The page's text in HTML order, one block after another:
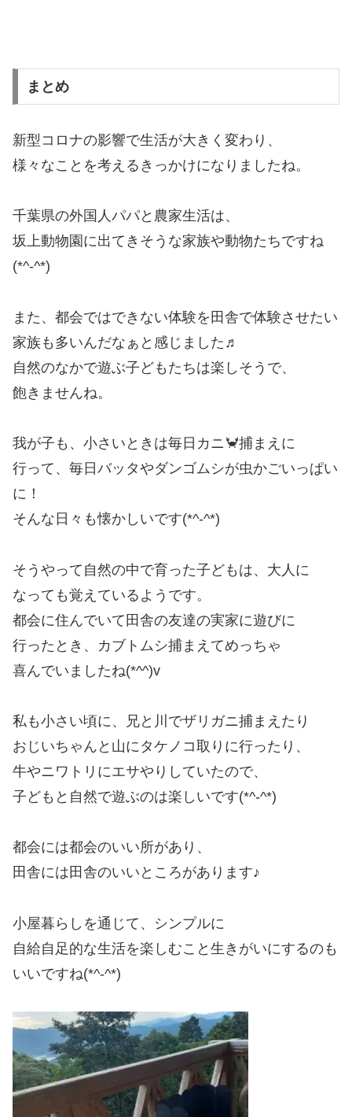
まとめ
新型コロナの影響で生活が大きく変わり、
様々なことを考えるきっかけになりましたね。
千葉県の外国人パパと農家生活は、
坂上動物園に出てきそうな家族や動物たちですね
(*^-^*)
また、都会ではできない体験を田舎で体験させたい
家族も多いんだなぁと感じました♬
自然のなかで遊ぶ子どもたちは楽しそうで、
飽きませんね。
我が子も、小さいときは毎日カニ🦀捕まえに
行って、毎日バッタやダンゴムシが虫かごいっぱい
に！
そんな日々も懐かしいです(*^-^*)
そうやって自然の中で育った子どもは、大人に
なっても覚えているようです。
都会に住んでいて田舎の友達の実家に遊びに
行ったとき、カブトムシ捕まえてめっちゃ
喜んでいましたね(*^^)v
私も小さい頃に、兄と川でザリガニ捕まえたり
おじいちゃんと山にタケノコ取りに行ったり、
牛やニワトリにエサやりしていたので、
子どもと自然で遊ぶのは楽しいです(*^-^*)
都会には都会のいい所があり、
田舎には田舎のいいところがあります♪
小屋暮らしを通じて、シンプルに
自給自足的な生活を楽しむこと生きがいにするのも
いいですね(*^-^*)